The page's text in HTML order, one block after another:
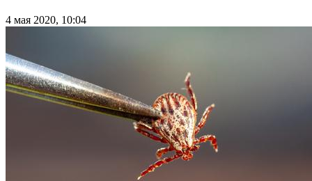
4 мая 2020, 10:04